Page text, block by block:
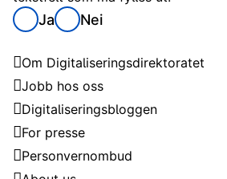
Ja Nei
Om Digitaliseringsdirektoratet
Jobb hos oss
Digitaliseringsbloggen
For presse
Personvernombud